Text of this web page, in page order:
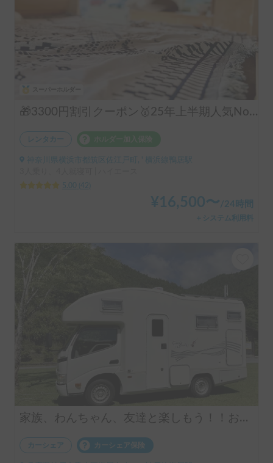
🎁3300円割引クーポン🥇25年上半期人気No.1「動くログハウス🪵」【カップルに大人気✨】【ペット旅🐕】📌内容充実なのに格安の「オリジナル保険プラン」を準備👍
レンタカー
神奈川県横浜市都筑区佐江戸町, ' 横浜線鴨居駅
5.00
42
¥ 16,500〜/24時間
＋システム利用料
家族、わんちゃん、友達と楽しもう！！お気軽旅行のキャンピングカー（コルドバンクス）四国・淡路島にアクセス抜群🗾ペット大歓迎🐶ケージ無しOK、WIFI無料
カーシェア カーシェア保険